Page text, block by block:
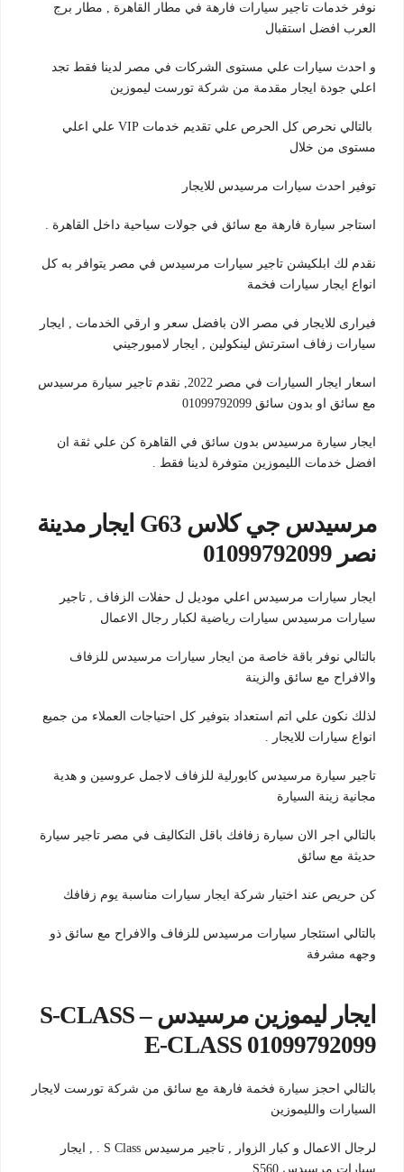
نوفر خدمات تاجير سيارات فارهة في مطار القاهرة , مطار برج
العرب افضل استقبال
و احدث سيارات علي مستوى الشركات في مصر لدينا فقط تجد
اعلي جودة ايجار مقدمة من شركة تورست ليموزين
بالتالي نحرص كل الحرص علي تقديم خدمات VIP علي اعلي
مستوى من خلال
توفير احدث سيارات مرسيدس للايجار
استاجر سيارة فارهة مع سائق في جولات سياحية داخل القاهرة .
نقدم لك ابلكيشن تاجير سيارات مرسيدس في مصر يتوافر به كل
انواع ايجار سيارات فخمة
فيرارى للايجار في مصر الان بافضل سعر و ارقي الخدمات , ايجار
سيارات زفاف استرتش لينكولين , ايجار لامبورجيني
اسعار ايجار السيارات في مصر 2022, نقدم تاجير سيارة مرسيدس
مع سائق او بدون سائق 01099792099
ايجار سيارة مرسيدس بدون سائق في القاهرة كن علي ثقة ان
افضل خدمات الليموزين متوفرة لدينا فقط .
مرسيدس جي كلاس G63 ايجار مدينة
نصر 01099792099
ايجار سيارات مرسيدس اعلي موديل ل حفلات الزفاف , تاجير
سيارات مرسيدس سيارات رياضية لكبار رجال الاعمال
بالتالي نوفر باقة خاصة من ايجار سيارات مرسيدس للزفاف
والافراح مع سائق والزينة
لذلك نكون علي اتم استعداد بتوفير كل احتياجات العملاء من جميع
انواع سيارات للايجار .
تاجير سيارة مرسيدس كابورلية للزفاف لاجمل عروسين و هدية
مجانية زينة السيارة
بالتالي اجر الان سيارة زفافك باقل التكاليف في مصر تاجير سيارة
حديثة مع سائق
كن حريص عند اختيار شركة ايجار سيارات مناسبة يوم زفافك
بالتالي استئجار سيارات مرسيدس للزفاف والافراح مع سائق ذو
وجهه مشرفة
ايجار ليموزين مرسيدس S-CLASS –
E-CLASS 01099792099
بالتالي احجز سيارة فخمة فارهة مع سائق من شركة تورست لايجار
السيارات والليموزين
لرجال الاعمال و كبار الزوار , تاجير مرسيدس S Class . , ايجار
سيارات مرسيدس S560